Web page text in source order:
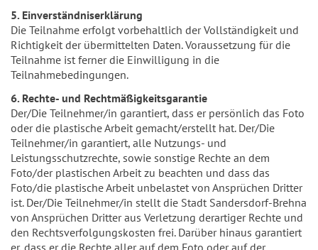
5. Einverständniserklärung
Die Teilnahme erfolgt vorbehaltlich der Vollständigkeit und
Richtigkeit der übermittelten Daten. Voraussetzung für die
Teilnahme ist ferner die Einwilligung in die
Teilnahmebedingungen.
6. Rechte- und Rechtmäßigkeitsgarantie
Der/Die Teilnehmer/in garantiert, dass er persönlich das Foto
oder die plastische Arbeit gemacht/erstellt hat. Der/Die
Teilnehmer/in garantiert, alle Nutzungs- und
Leistungsschutzrechte, sowie sonstige Rechte an dem
Foto/der plastischen Arbeit zu beachten und dass das
Foto/die plastische Arbeit unbelastet von Ansprüchen Dritter
ist. Der/Die Teilnehmer/in stellt die Stadt Sandersdorf-Brehna
von Ansprüchen Dritter aus Verletzung derartiger Rechte und
den Rechtsverfolgungskosten frei. Darüber hinaus garantiert